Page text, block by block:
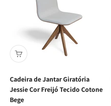
Cadeira de Jantar Giratória
Jessie Cor Freijó Tecido Cotone
Bege